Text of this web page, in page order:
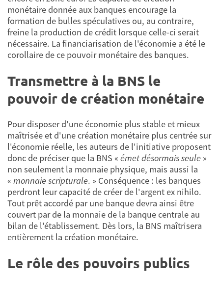
monétaire donnée aux banques encourage la
formation de bulles spéculatives ou, au contraire,
freine la production de crédit lorsque celle-ci serait
nécessaire. La financiarisation de l'économie a été le
corollaire de ce pouvoir monétaire des banques.
Transmettre à la BNS le
pouvoir de création monétaire
Pour disposer d'une économie plus stable et mieux
maîtrisée et d'une création monétaire plus centrée sur
l'économie réelle, les auteurs de l'initiative proposent
donc de préciser que la BNS « émet désormais seule »
non seulement la monnaie physique, mais aussi la
« monnaie scripturale. » Conséquence : les banques
perdront leur capacité de créer de l'argent ex nihilo.
Tout prêt accordé par une banque devra ainsi être
couvert par de la monnaie de la banque centrale au
bilan de l'établissement. Dès lors, la BNS maîtrisera
entièrement la création monétaire.
Le rôle des pouvoirs publics